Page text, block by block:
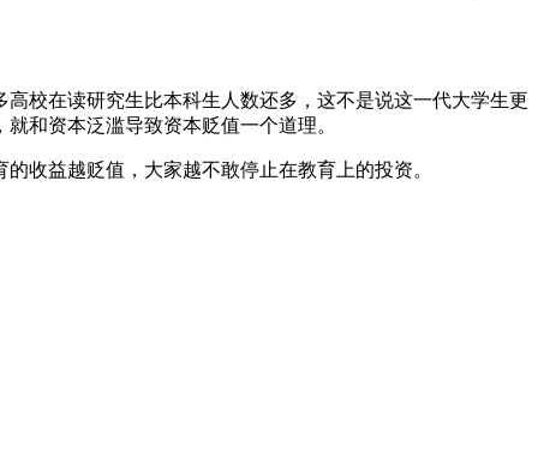
校在读研究生比本科生人数还多，这不是说这一代大学生更
和资本泛滥导致资本贬值一个道理。
收益越贬值，大家越不敢停止在教育上的投资。